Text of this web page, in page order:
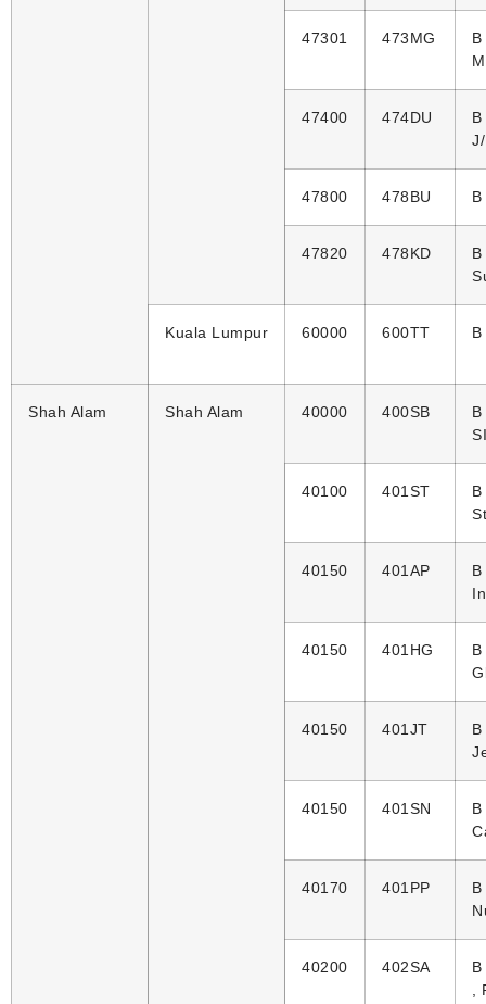
47301 473MG
47400 474DU
47800 478BU
47820 478KD
Kuala Lumpur 60000 600TT
Shah Alam Shah Alam 40000 400SB
40100 401ST
40150 401AP
40150 401HG
40150 401JT
40150 401SN
40170 401PP
40200 402SA